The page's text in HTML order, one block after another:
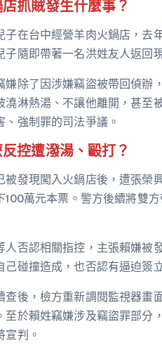
抓賊發生什麼事？
子在台中經營羊肉火鍋店，去
子隨即帶著一名洪姓友人返回
嫌除了因涉嫌竊盜被帶回偵辦
澆淋熱湯、不讓他離開，甚至
、強制罪的司法爭議。
控遭潑湯、毆打？
被發現闖入火鍋店後，遭張榮
100萬元本票。警方後續將雙
人否認相關指控，主張賴嫌被
己碰撞造成，也否認有逼迫簽
查後，檢方重新調閱監視器畫
至於賴姓竊嫌涉及竊盜罪部分
宣判。